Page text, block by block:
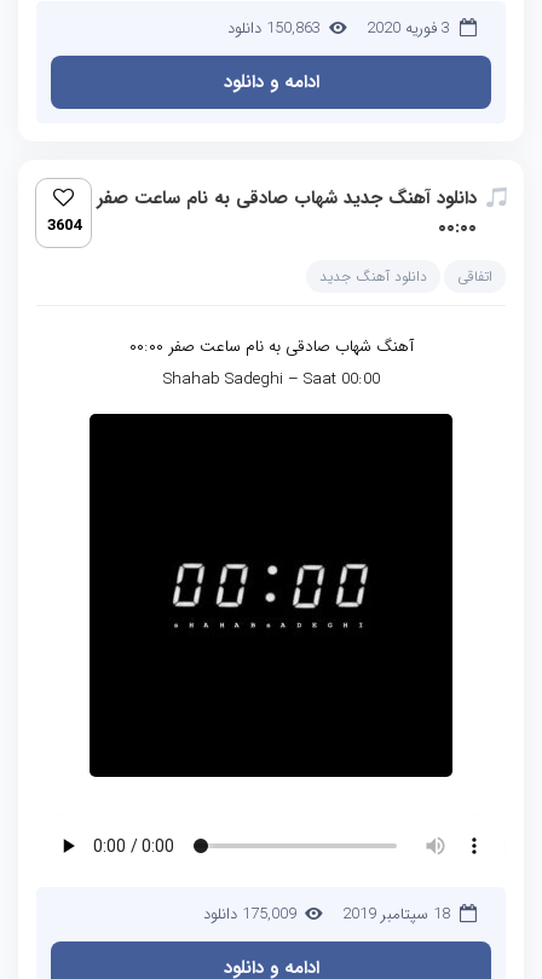
3 فوریه 2020 150,863 دانلود
ادامه و دانلود
دانلود آهنگ جدید شهاب صادقی به نام ساعت صفر
۰۰:۰۰
3604
اتفاقی دانلود آهنگ جدید
آهنگ شهاب صادقی به نام ساعت صفر ۰۰:۰۰
Shahab Sadeghi – Saat 00:00
18 سپتامبر 2019 175,009 دانلود
ادامه و دانلود